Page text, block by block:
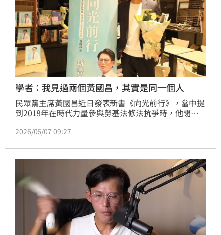
學者：我見過兩個黃國昌，其實是同一個人
民眾黨主席黃國昌近日發表新書《向光前行》，當中提
到2018年在時代力量參與勞基法修法抗爭時，他閉目
關話題連日延燒。有學者說，他見過兩個黃國昌，但其
2026/06/07 09:27